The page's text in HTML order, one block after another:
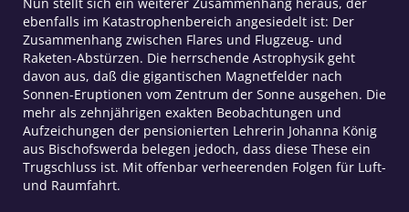
Nun stellt sich ein weiterer Zusammenhang heraus, der
ebenfalls im Katastrophenbereich angesiedelt ist: Der
Zusammenhang zwischen Flares und Flugzeug- und
Raketen-Abstürzen. Die herrschende Astrophysik geht
davon aus, daß die gigantischen Magnetfelder nach
Sonnen-Eruptionen vom Zentrum der Sonne ausgehen. Die
mehr als zehnjährigen exakten Beobachtungen und
Aufzeichungen der pensionierten Lehrerin Johanna König
aus Bischofswerda belegen jedoch, dass diese These ein
Trugschluss ist. Mit offenbar verheerenden Folgen für Luft-
und Raumfahrt.